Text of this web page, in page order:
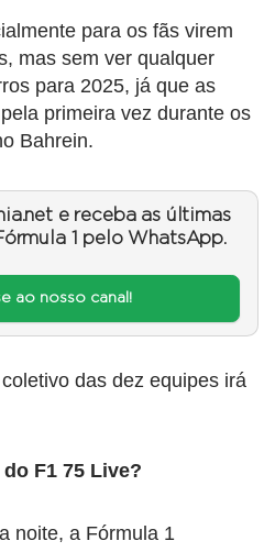
para os fãs virem
mas sem ver qualquer
para 2025, já que as
primeira vez durante os
Bahrein.
e receba as últimas
1 pelo WhatsApp.
ao nosso canal!
das dez equipes irá
F1 75 Live?
noite, a Fórmula 1